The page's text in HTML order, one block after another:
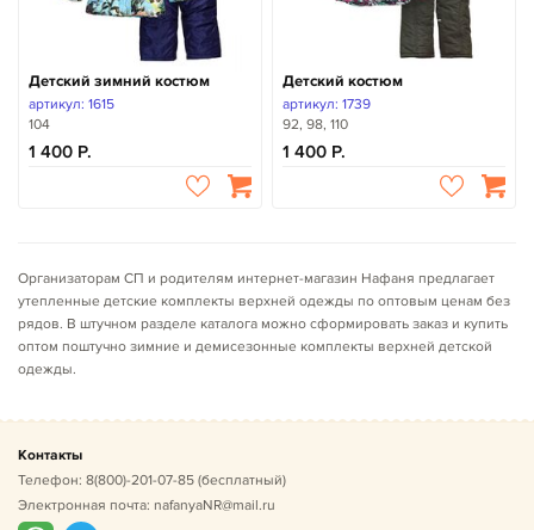
Детский зимний костюм
артикул: 1615
104
1 400
Детский костюм
артикул: 1739
92, 98, 110
1 400
Организаторам СП и родителям интернет-магазин Нафаня предлагает
утепленные детские комплекты верхней одежды по оптовым ценам без
рядов. В штучном разделе каталога можно сформировать заказ и купить
оптом поштучно зимние и демисезонные комплекты верхней детской
одежды.
Контакты
Телефон: 8(800)-201-07-85 (бесплатный)
Электронная почта: nafanyaNR@mail.ru